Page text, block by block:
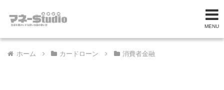
MENU
ホーム カードローン 消費者金融